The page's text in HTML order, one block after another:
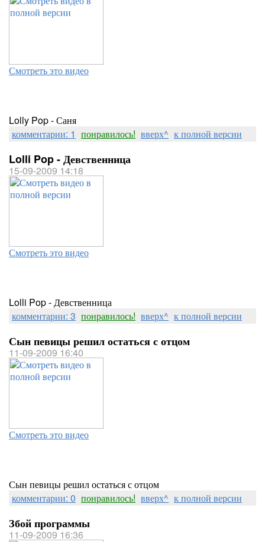
Смотреть это видео
Lolly Pop - Саня
комментарии: 1 понравилось! вверх^ к полной версии
Lolli Pop - Девственница
15-09-2009 14:18
Смотреть это видео
Lolli Pop - Девственница
комментарии: 3 понравилось! вверх^ к полной версии
Сын певицы решил остаться с отцом
11-09-2009 16:40
Смотреть это видео
Сын певицы решил остаться с отцом
комментарии: 0 понравилось! вверх^ к полной версии
Збой программы
11-09-2009 16:36